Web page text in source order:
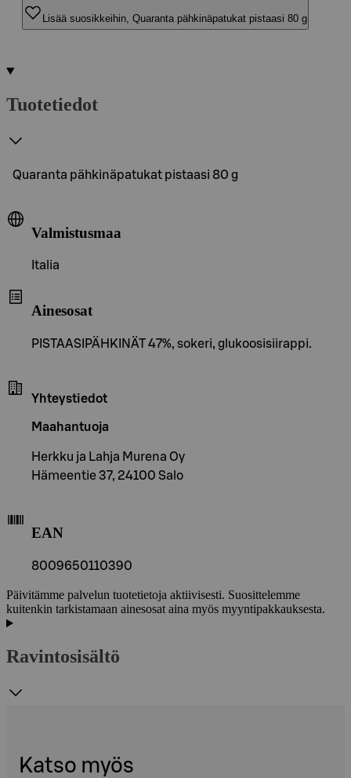
Lisää suosikkeihin, Quaranta pähkinäpatukat pistaasi 80 g
Tuotetiedot
Quaranta pähkinäpatukat pistaasi 80 g
Valmistusmaa
Italia
Ainesosat
PISTAASIPÄHKINÄT 47%, sokeri, glukoosisiirappi.
Yhteystiedot
Maahantuoja
Herkku ja Lahja Murena Oy
Hämeentie 37, 24100 Salo
EAN
8009650110390
Päivitämme palvelun tuotetietoja aktiivisesti. Suosittelemme
kuitenkin tarkistamaan ainesosat aina myös myyntipakkauksesta.
Ravintosisältö
Katso myös